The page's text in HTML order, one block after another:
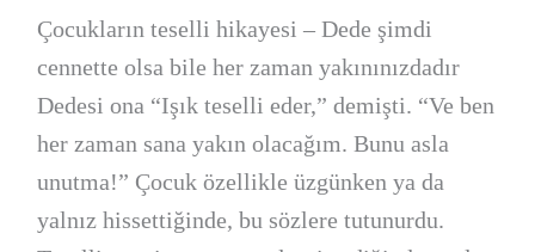
Çocukların teselli hikayesi – Dede şimdi
cennette olsa bile her zaman yakınınızdadır
Dedesi ona “Işık teselli eder,” demişti. “Ve ben
her zaman sana yakın olacağım. Bunu asla
unutma!” Çocuk özellikle üzgünken ya da
yalnız hissettiğinde, bu sözlere tutunurdu.